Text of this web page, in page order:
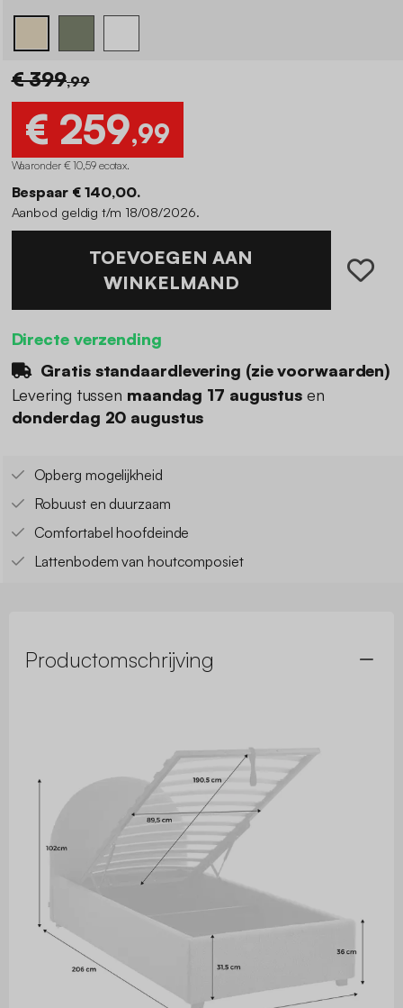
€ 399,99
€ 259,99
Waaronder € 10,59 ecotax.
Bespaar € 140,00.
Aanbod geldig t/m 18/08/2026.
TOEVOEGEN AAN
WINKELMAND
Directe verzending
Gratis standaardlevering (zie voorwaarden)
Levering tussen maandag 17 augustus en
donderdag 20 augustus
Opberg mogelijkheid
Robuust en duurzaam
Comfortabel hoofdeinde
Lattenbodem van houtcomposiet
Productomschrijving